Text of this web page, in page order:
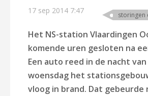
17 sep 2014 7:47 storingen
Het NS-station Vlaardingen
komende uren gesloten na
Een auto reed in de nacht
woensdag het
vloog in brand. Dat gebeurde